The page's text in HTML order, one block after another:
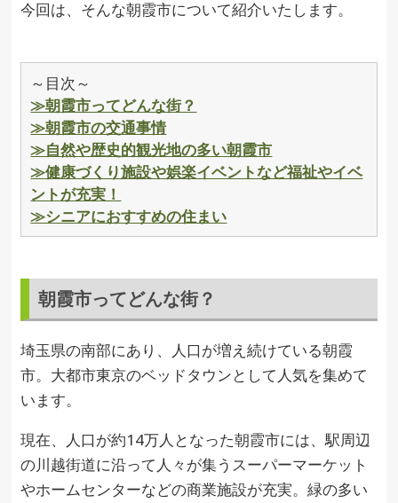
今回は、そんな朝霞市について紹介いたします。
～目次～
≫朝霞市ってどんな街？
≫朝霞市の交通事情
≫自然や歴史的観光地の多い朝霞市
≫健康づくり施設や娯楽イベントなど福祉やイベ
ントが充実！
≫シニアにおすすめの住まい
朝霞市ってどんな街？
埼玉県の南部にあり、人口が増え続けている朝霞
市。大都市東京のベッドタウンとして人気を集めて
います。
現在、人口が約14万人となった朝霞市には、駅周辺
の川越街道に沿って人々が集うスーパーマーケット
やホームセンターなどの商業施設が充実。緑の多い